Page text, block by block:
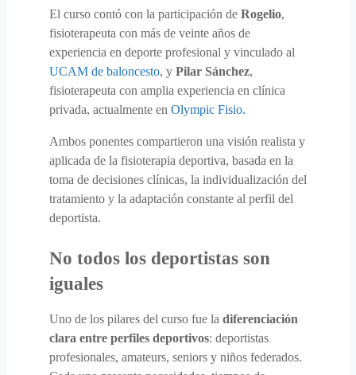
El curso contó con la participación de Rogelio,
fisioterapeuta con más de veinte años de
experiencia en deporte profesional y vinculado al
UCAM de baloncesto, y Pilar Sánchez,
fisioterapeuta con amplia experiencia en clínica
privada, actualmente en Olympic Fisio.
Ambos ponentes compartieron una visión realista y
aplicada de la fisioterapia deportiva, basada en la
toma de decisiones clínicas, la individualización del
tratamiento y la adaptación constante al perfil del
deportista.
No todos los deportistas son
iguales
Uno de los pilares del curso fue la diferenciación
clara entre perfiles deportivos: deportistas
profesionales, amateurs, seniors y niños federados.